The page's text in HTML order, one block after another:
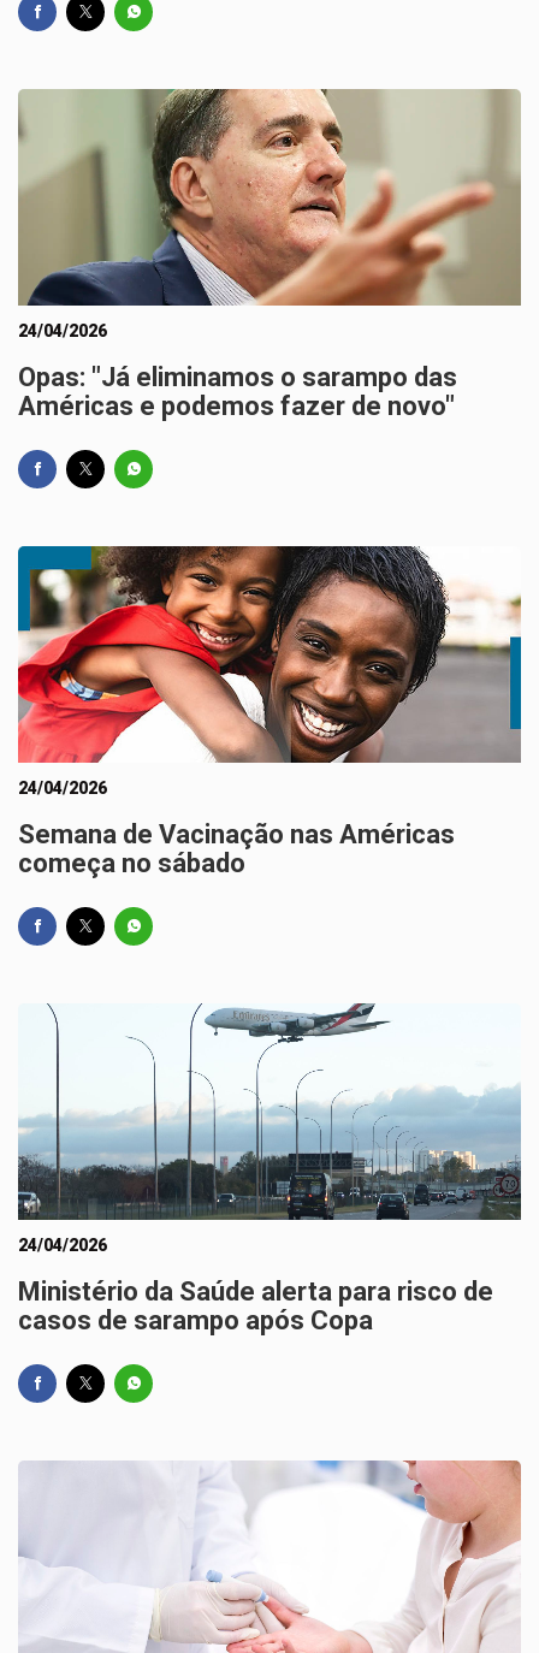
24/04/2026
Opas: "Já eliminamos o sarampo das
Américas e podemos fazer de novo"
24/04/2026
Semana de Vacinação nas Américas
começa no sábado
24/04/2026
Ministério da Saúde alerta para risco de
casos de sarampo após Copa